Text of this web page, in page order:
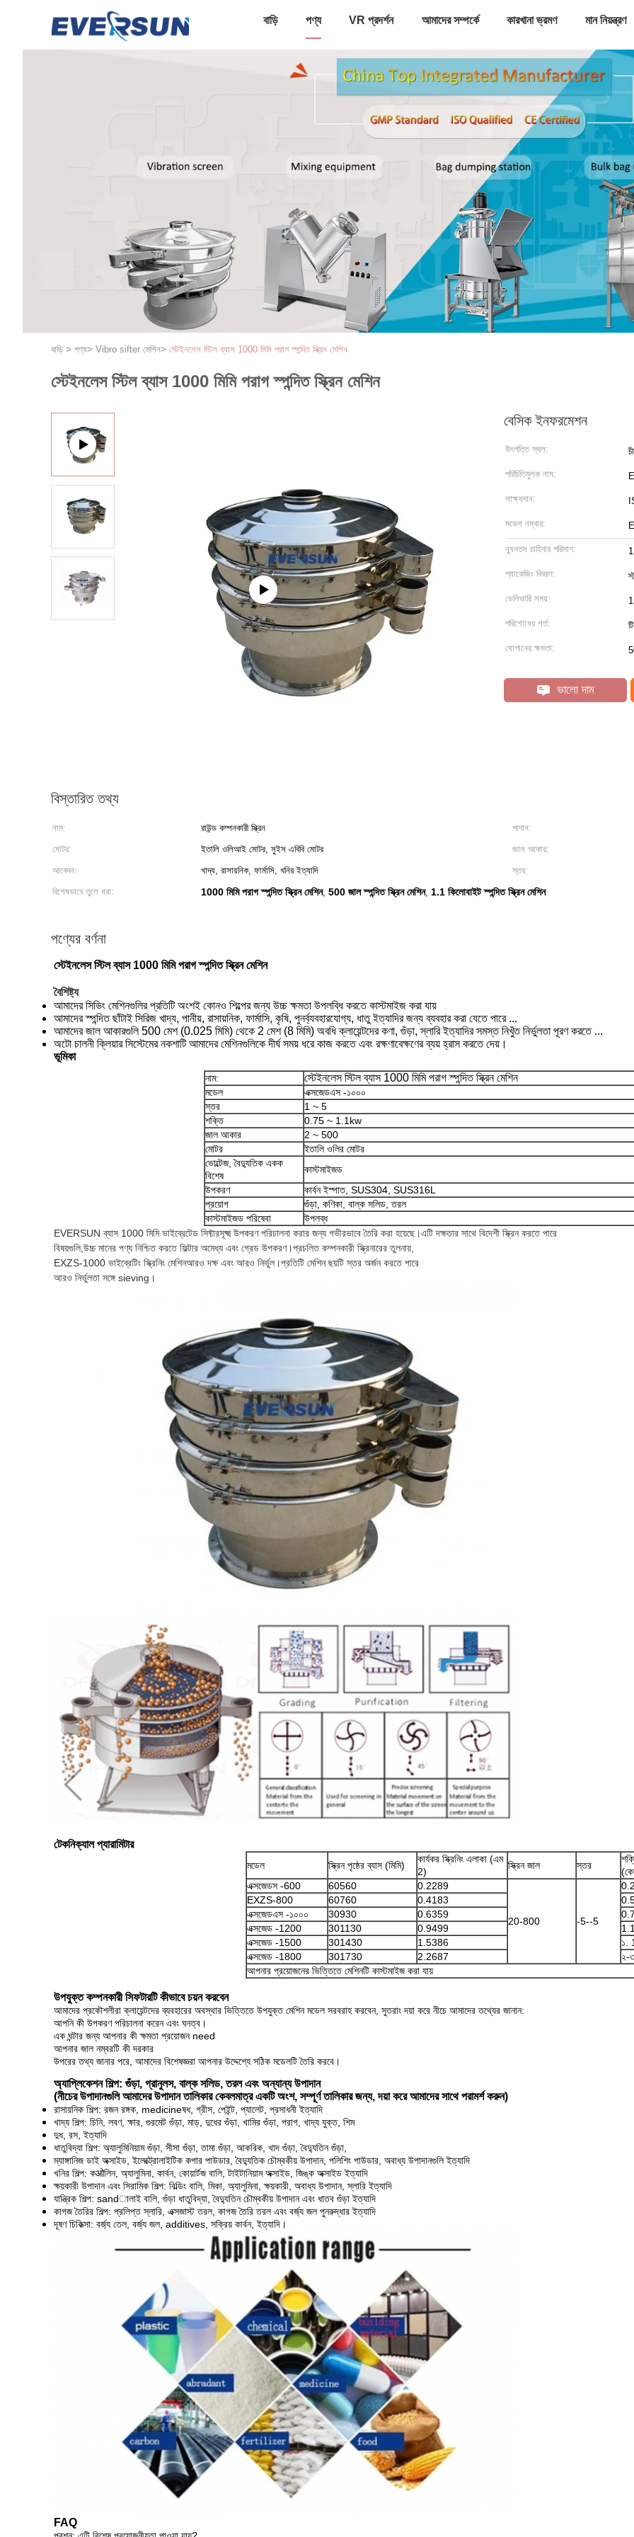
বাড়ি পণ্য VR প্রদর্শন আমাদের সম্পর্কে কারখানা ভ্রমণ মান নিয়ন্ত্রণ
বাড়ি > পণ্য> Vibro sifter মেশিন> স্টেইনলেস স্টিল ব্যাস 1000 মিমি পরাগ স্পন্দিত স্ক্রিন মেশিন
স্টেইনলেস স্টিল ব্যাস 1000 মিমি পরাগ স্পন্দিত স্ক্রিন মেশিন
বেসিক ইনফরমেশন
উৎপত্তি স্থল:
পরিচিতিমুলক নাম:
সাক্ষ্যদান:
মডেল নম্বার:
ন্যূনতম চাহিদার পরিমাণ:
প্যাকেজিং বিবরণ:
ডেলিভারি সময়:
পরিশোধের শর্ত:
যোগানের ক্ষমতা:
ভালো দাম
বিস্তারিত তথ্য
নাম: রাউন্ড কম্পনকারী স্ক্রিন পাদান:
মোটর:
ইতালি ওলিআই মোটর, সুইস এবিবি মোটর জাল আকার:
আবেদন:
খাদ্য, রাসায়নিক, ফার্মাসি, খনির ইত্যাদি স্তর:
বিশেষভাবে তুলে ধরা:
1000 মিমি পরাগ স্পন্দিত স্ক্রিন মেশিন, 500 জাল স্পন্দিত স্ক্রিন মেশিন, 1.1 কিলোবাইট স্পন্দিত স্ক্রিন মেশিন
পণ্যের বর্ণনা
স্টেইনলেস স্টিল ব্যাস 1000 মিমি পরাগ স্পন্দিত স্ক্রিন মেশিন
বৈশিষ্ট্য
আমাদের সিভিং মেশিনগুলির প্রতিটি অংশই কোনও শিল্পের জন্য উচ্চ ক্ষমতা উপলব্ধি করতে কাস্টমাইজ করা যায়
আমাদের স্পন্দিত ছাঁটাই সিরিজ খাদ্য, পানীয়, রাসায়নিক, ফার্মাসি, কৃষি, পুনর্ব্যবহারযোগ্য, ধাতু ইত্যাদির জন্য ব্যবহার করা যেতে পারে ...
আমাদের জাল আকারগুলি 500 মেশ (0.025 মিমি) থেকে 2 মেশ (8 মিমি) অবধি ক্লায়েন্টদের কণা, গুঁড়া, স্লারি ইত্যাদির সমস্ত নিখুঁত নির্ভুলতা পূরণ করতে ...
অটো চালনী ক্লিয়ার সিস্টেমের নকশাটি আমাদের মেশিনগুলিকে দীর্ঘ সময় ধরে কাজ করতে এবং রক্ষণাবেক্ষণের ব্যয় হ্রাস করতে দেয়।
ভূমিকা
নাম: স্টেইনলেস স্টিল ব্যাস 1000 মিমি পরাগ স্পন্দিত স্ক্রিন মেশিন
মডেল
এক্সজেডএস -১০০০
স্তর
1 ~ 5
শক্তি
0.75 ~ 1.1kw
জাল আকার
2 ~ 500
মোটর
ইতালি ওলির মোটর
ভোল্টেজ, বৈদ্যুতিক একক
বিশেষ
কাস্টমাইজড
উপকরণ
কার্বন ইস্পাত, SUS304, SUS316L
প্রয়োগ
গুঁড়া, কণিকা, বাল্ক সলিড, তরল
কাস্টমাইজড পরিষেবা
উপলব্ধ
EVERSUN ব্যাস 1000 মিমি ভাইব্রেটেড সিফ্টারসূক্ষ্ম উপকরণ পরিচালনা করার জন্য গভীরভাবে তৈরি করা হয়েছে ।এটি দক্ষতার সাথে বিদেশী স্ক্রিন করতে পারে
বিষয়গুলি, উচ্চ মানের পণ্য নিশ্চিত করতে ফিল্টার অমেধ্য এবং গ্রেড উপকরণ।প্রচলিত কম্পনকারী স্ক্রিনারের তুলনায়,
EXZS-1000 ভাইব্রেটিং স্ক্রিনিং মেশিনআরও দক্ষ এবং আরও নির্ভুল।প্রতিটি মেশিন ছয়টি স্তর অর্জন করতে পারে
আরও নির্ভুলতা সঙ্গে sieving।
টেকনিক্যাল প্যারামিটার
মডেল স্ক্রিন পৃষ্ঠের ব্যাস (মিমি)
কার্যকর স্ক্রিনিং এলাকা (এম
2)
স্ক্রিন জাল স্তর
এক্সজেডস -600
60560 0.2289
20-800 -5--5
EXZS-800
60760 0.4183
এক্সজেডএস -১০০০
30930 0.6359
এক্সজেড -1200
301130 0.9499
এক্সজেড -1500
301430 1.5386
১.
এক্সজেড -1800
301730 2.2687
২-
আপনার প্রয়োজনের ভিত্তিতে মেশিনটি কাস্টমাইজ করা যায়
উপযুক্ত কম্পনকারী সিফটারটি কীভাবে চয়ন করবেন
আমাদের প্রকৌশলীরা ক্লায়েন্টদের ব্যবহারের অবস্থার ভিত্তিতে উপযুক্ত মেশিন মডেল সরবরাহ করবেন, সুতরাং দয়া করে নীচে আমাদের তথ্যের জানান:
আপনি কী উপকরণ পরিচালনা করেন এবং ঘনত্ব।
এক ঘন্টার জন্য আপনার কী ক্ষমতা প্রয়োজন need
আপনার জাল নম্বরটি কী দরকার
উপরের তথ্য জানার পরে, আমাদের বিশেষজ্ঞরা আপনার উদ্দেশ্যে সঠিক মডেলটি তৈরি করবে।
অ্যাপ্লিকেশন শিল্প: গুঁড়া, গ্রানুলস, বাল্ক সলিড, তরল এবং অন্যান্য উপাদান
(নীচের উপাদানগুলি আমাদের উপাদান তালিকার কেবলমাত্র একটি অংশ, সম্পূর্ণ তালিকার জন্য, দয়া করে আমাদের সাথে পরামর্শ করুন)
রাসায়নিক শিল্প: রজন রঙ্গক, medicineষধ, গ্রীস, পেইন্ট, প্যালেট, প্রসাধনী ইত্যাদি
খাদ্য শিল্প: চিনি, লবণ, ক্ষার, গুরমেট গুঁড়া, মাড়, দুধের গুঁড়া, খামির গুঁড়া, পরাগ, খাদ্য যুক্ত, শিম
দুধ, রস, ইত্যাদি
ধাতুবিদ্যা শিল্প: অ্যালুমিনিয়াম গুঁড়া, সীসা গুঁড়া, তামা গুঁড়া, আকরিক, খাদ গুঁড়া, বৈদ্যুতিন গুঁড়া,
ম্যাঙ্গানিজ ডাই অক্সাইড, ইলেক্ট্রোলাইটিক কপার পাউডার, বৈদ্যুতিক চৌম্বকীয় উপাদান, পলিশিং পাউডার, অবাধ্য উপাদানগুলি ইত্যাদি
খনির শিল্প: কओলিন, অ্যালুমিনা, কার্বন, কোয়ার্টজ বালি, টাইটানিয়াম অক্সাইড, জিঙ্ক অক্সাইড ইত্যাদি
ক্ষয়কারী উপাদান এবং সিরামিক শিল্প: বিল্ডিং বালি, মিকা, অ্যালুমিনা, ক্ষয়কারী, অবাধ্য উপাদান, স্লারি ইত্যাদি
যান্ত্রিক শিল্প: sandালাই বালি, গুঁড়া ধাতুবিদ্যা, বৈদ্যুতিন চৌম্বকীয় উপাদান এবং ধাতব গুঁড়া ইত্যাদি
কাগজ তৈরির শিল্প: প্রলিপ্ত স্লারি, এক্সজাস্ট তরল, কাগজ তৈরি তরল এবং বর্জ্য জল পুনরুদ্ধার ইত্যাদি
দূষণ চিকিত্সা: বর্জ্য তেল, বর্জ্য জল, additives, সক্রিয় কার্বন, ইত্যাদি।
FAQ